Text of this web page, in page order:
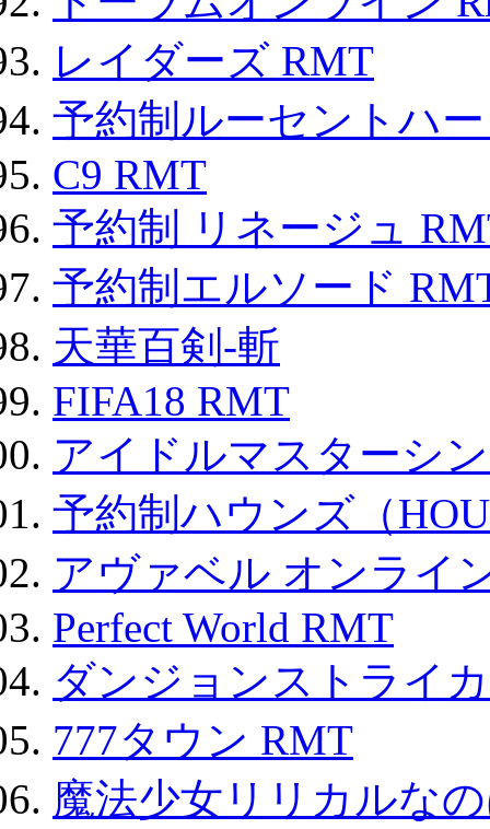
レイダーズ RMT
予約制ルーセントハ
C9 RMT
予約制 リネージュ
予約制エルソード
天華百剣-斬
FIFA18 RMT
アイドルマスターシ
予約制ハウンズ（
アヴァベル オンライ
Perfect World RMT
ダンジョンストライ
777タウン RMT
魔法少女リリカルな